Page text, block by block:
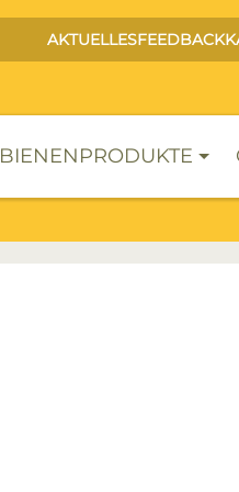
AKTUELLESFEEDBACK
BIENENPRODUKTE